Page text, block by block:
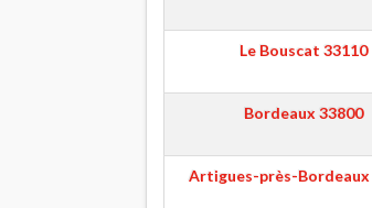
Le Bouscat 33110
Bordeaux 33800
Artigues-près-Bordeaux